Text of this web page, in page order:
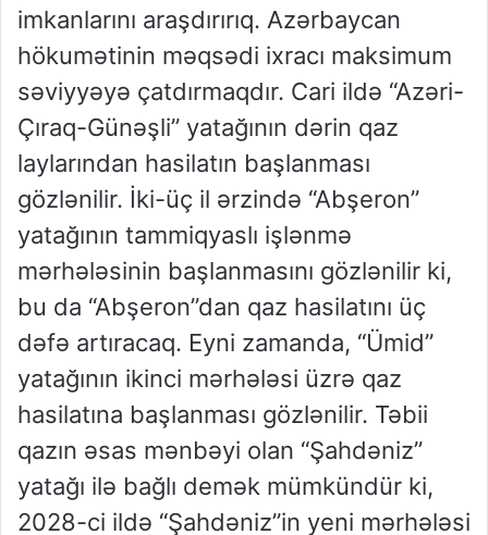
imkanlarını araşdırırıq. Azərbaycan
hökumətinin məqsədi ixracı maksimum
səviyyəyə çatdırmaqdır. Cari ildə “Azəri-
Çıraq-Günəşli” yatağının dərin qaz
laylarından hasilatın başlanması
gözlənilir. İki-üç il ərzində “Abşeron”
yatağının tammiqyaslı işlənmə
mərhələsinin başlanmasını gözlənilir ki,
bu da “Abşeron”dan qaz hasilatını üç
dəfə artıracaq. Eyni zamanda, “Ümid”
yatağının ikinci mərhələsi üzrə qaz
hasilatına başlanması gözlənilir. Təbii
qazın əsas mənbəyi olan “Şahdəniz”
yatağı ilə bağlı demək mümkündür ki,
2028-ci ildə “Şahdəniz”in yeni mərhələsi